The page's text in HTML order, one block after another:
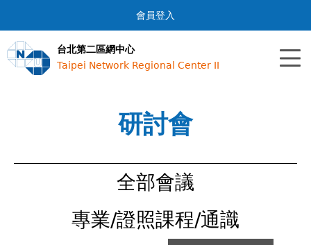
Jump to navigation
會員登入
台北第二區網中心
Taipei Network Regional Center II
研討會
全部會議
專業/證照課程/通識